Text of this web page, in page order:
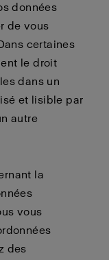
données
de vous
certaines
le droit
dans un
et lisible par
autre
la
vous
des